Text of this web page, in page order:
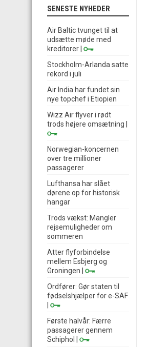
SENESTE NYHEDER
Air Baltic tvunget til at
udsætte møde med
kreditorer
Stockholm-Arlanda satte
rekord i juli
Air India har fundet sin
nye topchef i Etiopien
Wizz Air flyver i rødt
trods højere omsætning
Norwegian-koncernen
over tre millioner
passagerer
Lufthansa har slået
dørene op for historisk
hangar
Trods vækst: Mangler
rejsemuligheder om
sommeren
Atter flyforbindelse
mellem Esbjerg og
Groningen
Ordfører: Gør staten til
fødselshjælper for e-SAF
Første halvår: Færre
passagerer gennem
Schiphol